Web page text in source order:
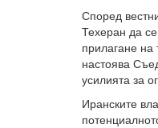
Според
Техеран да
прилагане на
настоява
усилията за
Иранските